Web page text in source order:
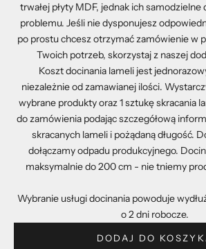
trwałej płyty MDF, jednak ich
problemu. Jeśli nie dysponujesz
po prostu chcesz otrzymać zamówienie w
Twoich potrzeb, skorzystaj z naszej
Koszt docinania lameli jest
niezależnie od zamawianej ilości.
wybrane produkty oraz 1 sztukę skracania
do zamówienia podając szczegółową
skracanych lameli i pożądaną długość.
dołączamy odpadu produkcyjnego.
maksymalnie do 200 cm - nie tniemy
Wybranie usługi docinania powoduje
o 2 dni robocze.
DODAJ DO